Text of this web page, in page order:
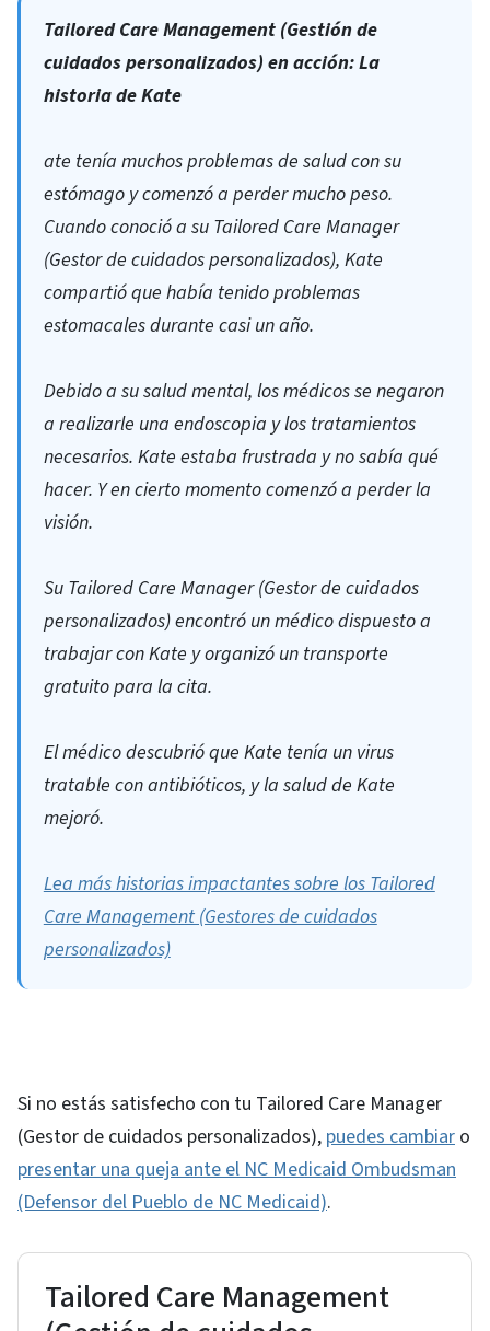
Tailored Care Management (Gestión de
cuidados personalizados) en acción: La
historia de Kate
ate tenía muchos problemas de salud con su
estómago y comenzó a perder mucho peso.
Cuando conoció a su Tailored Care Manager
(Gestor de cuidados personalizados), Kate
compartió que había tenido problemas
estomacales durante casi un año.
Debido a su salud mental, los médicos se negaron
a realizarle una endoscopia y los tratamientos
necesarios. Kate estaba frustrada y no sabía qué
hacer. Y en cierto momento comenzó a perder la
visión.
Su Tailored Care Manager (Gestor de cuidados
personalizados) encontró un médico dispuesto a
trabajar con Kate y organizó un transporte
gratuito para la cita.
El médico descubrió que Kate tenía un virus
tratable con antibióticos, y la salud de Kate
mejoró.
Lea más historias impactantes sobre los Tailored
Care Management (Gestores de cuidados
personalizados)
Si no estás satisfecho con tu Tailored Care Manager
(Gestor de cuidados personalizados), puedes cambiar o
presentar una queja ante el NC Medicaid Ombudsman
(Defensor del Pueblo de NC Medicaid).
Tailored Care Management